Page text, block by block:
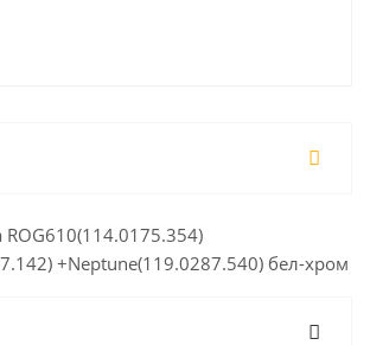
+Neptune(119.0287.540) бел-хром